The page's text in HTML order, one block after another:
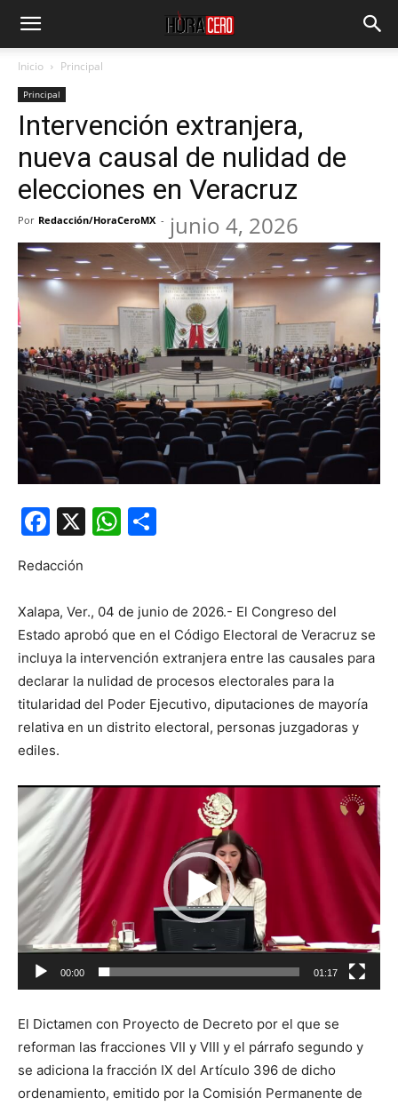
Inicio Principal
Principal
Intervención extranjera,
nueva causal de nulidad de
elecciones en Veracruz
Por Redacción/HoraCeroMX - junio 4, 2026
Facebook
X WhatsApp
Redacción
Xalapa, Ver., 04 de junio de 2026.- El Congreso del
Estado aprobó que en el Código Electoral de Veracruz se
incluya la intervención extranjera entre las causales para
declarar la nulidad de procesos electorales para la
titularidad del Poder Ejecutivo, diputaciones de mayoría
relativa en un distrito electoral, personas juzgadoras y
ediles.
Reproductor
de
vídeo
00:00 01:17
El Dictamen con Proyecto de Decreto por el que se
reforman las fracciones VII y VIII y el párrafo segundo y
se adiciona la fracción IX del Artículo 396 de dicho
ordenamiento, emitido por la Comisión Permanente de